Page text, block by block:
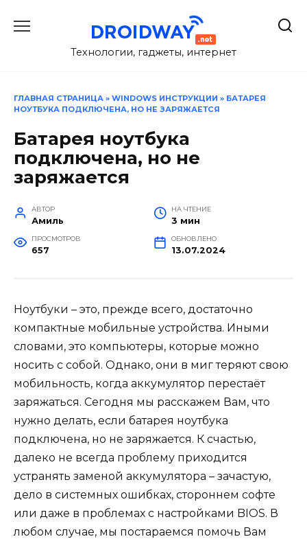
Технологии, гаджеты, интернет
ГЛАВНАЯ СТРАНИЦА » WINDOWS ИНСТРУКЦИИ » БАТАРЕЯ
НОУТБУКА ПОДКЛЮЧЕНА, НО НЕ ЗАРЯЖАЕТСЯ
Батарея ноутбука
подключена, но не
заряжается
АВТОР
Амиль
НА ЧТЕНИЕ
3 мин
ПРОСМОТРОВ
657
ОБНОВЛЕНО
13.07.2024
Ноутбуки – это, прежде всего, достаточно
компактные мобильные устройства. Иными
словами, это компьютеры, которые можно
носить с собой. Однако, они в миг теряют свою
мобильность, когда аккумулятор перестаёт
заряжаться. Сегодня мы расскажем Вам, что
нужно делать, если батарея ноутбука
подключена, но не заряжается. К счастью,
далеко не всегда проблему приходится
устранять заменой аккумулятора – зачастую,
дело в системных ошибках, стороннем софте
или даже в проблемах с настройками BIOS. В
любом случае, мы постараемся помочь Вам